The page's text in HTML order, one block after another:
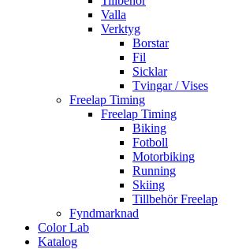
Valla
Verktyg
Borstar
Fil
Sicklar
Tvingar / Vises
Freelap Timing
Freelap Timing
Biking
Fotboll
Motorbiking
Running
Skiing
Tillbehör Freelap
Fyndmarknad
Color Lab
Katalog